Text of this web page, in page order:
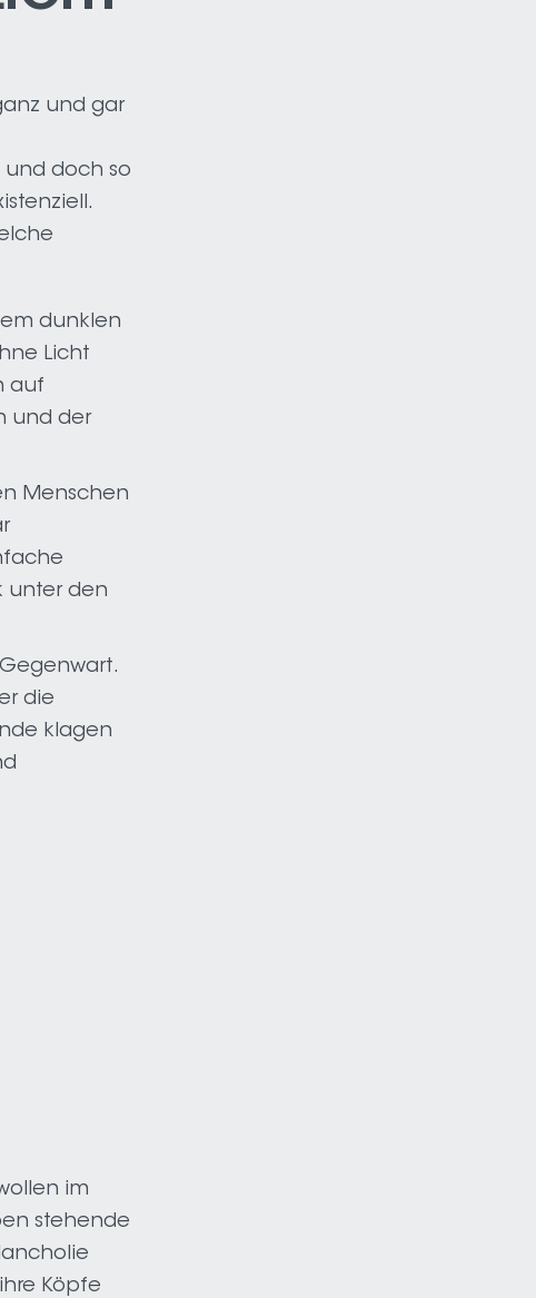
und gar
und doch so
dunklen
Licht
auf
und der
Menschen
unter den
die
klagen
im
stehende
Köpfe